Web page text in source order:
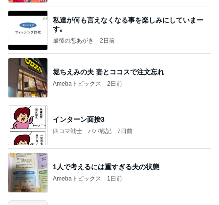
私達が何も言えなくなる事を楽しみにしていまー
す｡
最後の悪あがき 2日前
堀ちえみの夫 妻とココスで注文忘れ
Amebaトピックス 2日前
インターン面接3
四コマ戦士 パパ戦記 7日前
1人で考えるには重すぎる夫の状態
Amebaトピックス 1日前